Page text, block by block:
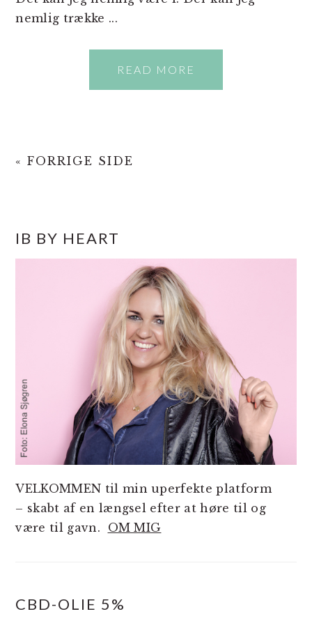
nemlig trække ...
READ MORE
« FORRIGE SIDE
SIDEBAR
IB BY HEART
VELKOMMEN til min uperfekte platform
– skabt af en længsel efter at høre til og
være til gavn. OM MIG
CBD-OLIE 5%